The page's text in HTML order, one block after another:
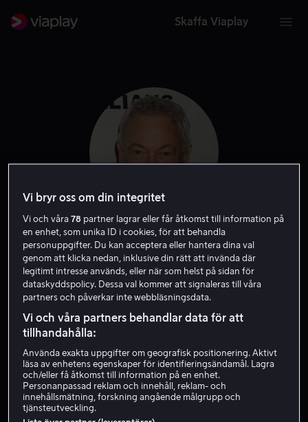
Skaffa Viaplay
Gary Sinise
Skådespelare Röst Gäst
Vi bryr oss om din integritet
Vi och våra78 partner lagrar eller får åtkomst till information på
en enhet, som unika ID i cookies, för att behandla
personuppgifter. Du kan acceptera eller hantera dina val
genom att klicka nedan, inklusive din rätt att invända där
legitimt intresse används, eller när som helst på sidan för
dataskyddspolicy. Dessa val kommer att signaleras till våra
partners och påverkar inte webbläsningsdata.
Vi och våra partners behandlar data för att
tillhandahålla:
Använda exakta uppgifter om geografisk positionering. Aktivt
läsa av enhetens egenskaper för identifieringsändamål. Lagra
och/eller få åtkomst till information på en enhet.
Personanpassad reklam och innehåll, reklam- och
innehållsmätning, forskning angående målgrupp och
tjänsteutveckling.